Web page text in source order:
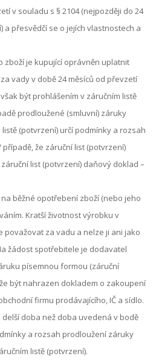
v souladu s § 2104 (nejpozději do 24
a přesvědčí se o jejích vlastnostech a
zboží je kupující oprávněn uplatnit
vady v době 24 měsíců od převzetí
být prohlášením v záručním listě
prodloužené (smluvní) záruky
(potvrzení) určí podmínky a rozsah
že záruční list (potvrzení)
list (potvrzení) daňový doklad –
běžné opotřebení zboží (nebo jeho
Kratší životnost výrobku v
považovat za vadu a nelze ji ani jako
žádost spotřebitele je dodavatel
písemnou formou (záruční
být nahrazen dokladem o zakoupení
firmu prodávajícího, IČ a sídlo.
doba než doba uvedená v bodě
a rozsah prodloužení záruky
listě (potvrzení).